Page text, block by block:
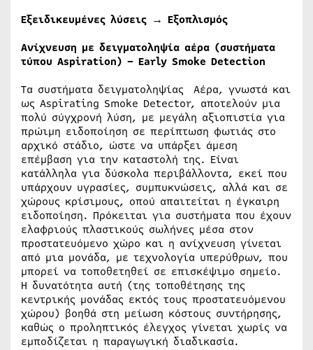
Εξειδικευμένες λύσεις → Εξοπλισμός
Ανίχνευση με δειγματοληψία αέρα (συστήματα
τύπου Aspiration) – Early Smoke Detection
Τα συστήματα δειγματοληψίας Αέρα, γνωστά και
ως Aspirating Smoke Detector, αποτελούν μια
πολύ σύγχρονή λύση, με μεγάλη αξιοπιστία για
πρώιμη ειδοποίηση σε περίπτωση φωτιάς στο
αρχικό στάδιο, ώστε να υπάρξει άμεση
επέμβαση για την καταστολή της. Είναι
κατάλληλα για δύσκολα περιβάλλοντα, εκεί που
υπάρχουν υγρασίες, συμπυκνώσεις, αλλά και σε
χώρους κρίσιμους, οπού απαιτείται η έγκαιρη
ειδοποίηση. Πρόκειται για συστήματα που έχουν
ελαφριούς πλαστικούς σωλήνες μέσα στον
προστατευόμενο χώρο και η ανίχνευση γίνεται
από μια μονάδα, με τεχνολογία υπερύθρων, που
μπορεί να τοποθετηθεί σε επισκέψιμο σημείο.
H δυνατότητα αυτή (της τοποθέτησης της
κεντρικής μονάδας εκτός τους προστατευόμενου
χώρου) βοηθά στη μείωση κόστους συντήρησης,
καθώς ο προληπτικός έλεγχος γίνεται χωρίς να
εμποδίζεται η παραγωγική διαδικασία.